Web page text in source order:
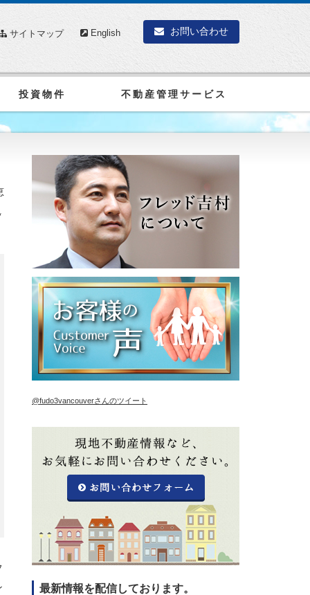
投資物件 不動産管理サービス
サイトマップ English お問い合わせ
@fudo3vancouverさんのツイート
最新情報を配信しております。